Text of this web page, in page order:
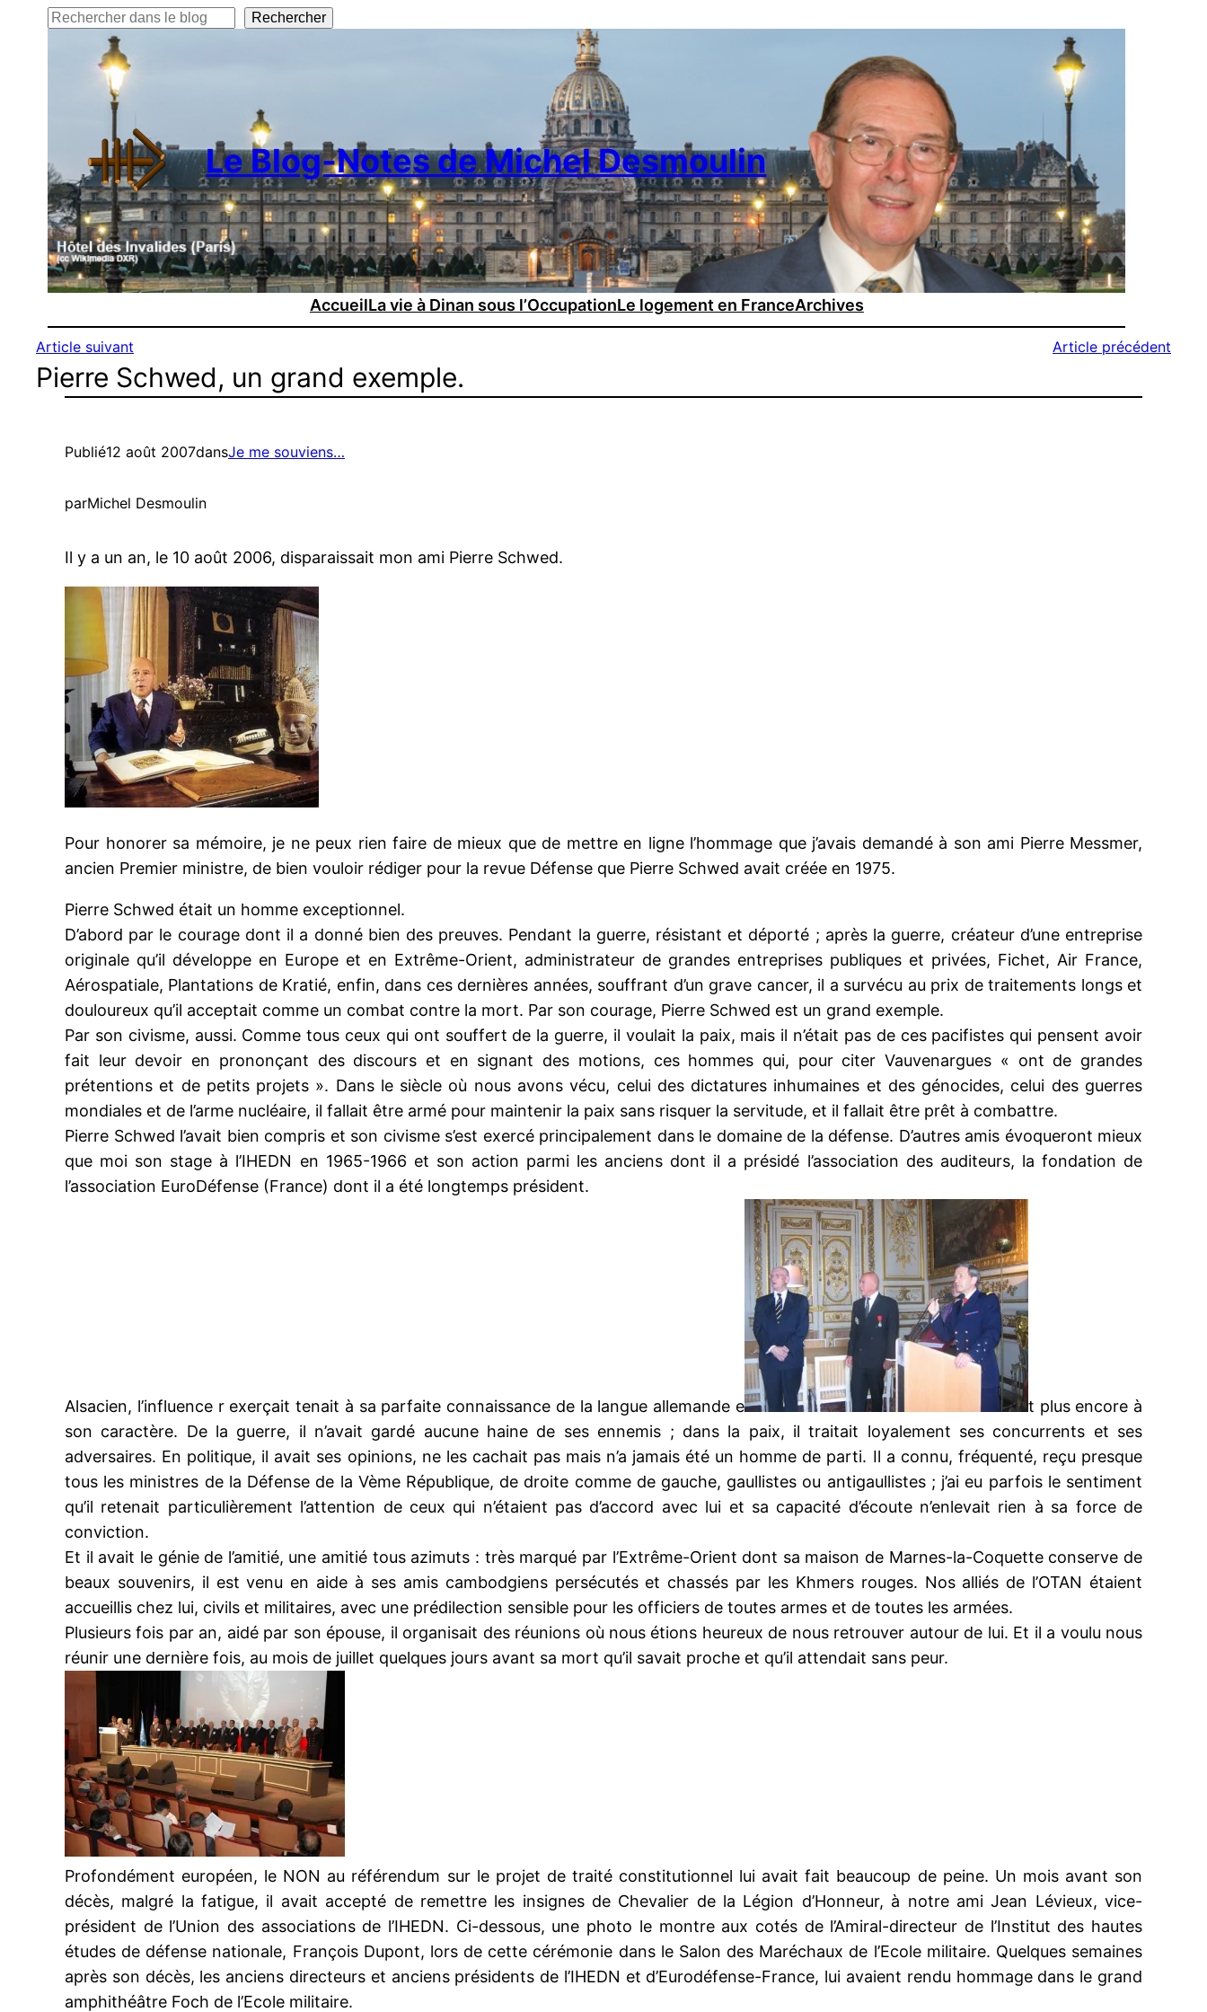
Rechercher Rechercher
Le Blog-Notes de Michel Desmoulin
AccueilLa vie à Dinan sous l’OccupationLe logement en FranceArchives
Article suivant Article précédent
Pierre Schwed, un grand exemple.
Publié12 août 2007dansJe me souviens…
parMichel Desmoulin
Il y a un an, le 10 août 2006, disparaissait mon ami Pierre Schwed.
Pour honorer sa mémoire, je ne peux rien faire de mieux que de mettre en ligne l’hommage que j’avais demandé à son ami Pierre Messmer,
ancien Premier ministre, de bien vouloir rédiger pour la revue Défense que Pierre Schwed avait créée en 1975.
Pierre Schwed était un homme exceptionnel.
D’abord par le courage dont il a donné bien des preuves. Pendant la guerre, résistant et déporté ; après la guerre, créateur d’une entreprise
originale qu’il développe en Europe et en Extrême-Orient, administrateur de grandes entreprises publiques et privées, Fichet, Air France,
Aérospatiale, Plantations de Kratié, enfin, dans ces dernières années, souffrant d’un grave cancer, il a survécu au prix de traitements longs et
douloureux qu’il acceptait comme un combat contre la mort. Par son courage, Pierre Schwed est un grand exemple.
Par son civisme, aussi. Comme tous ceux qui ont souffert de la guerre, il voulait la paix, mais il n’était pas de ces pacifistes qui pensent avoir
fait leur devoir en prononçant des discours et en signant des motions, ces hommes qui, pour citer Vauvenargues « ont de grandes
prétentions et de petits projets ». Dans le siècle où nous avons vécu, celui des dictatures inhumaines et des génocides, celui des guerres
mondiales et de l’arme nucléaire, il fallait être armé pour maintenir la paix sans risquer la servitude, et il fallait être prêt à combattre.
Pierre Schwed l’avait bien compris et son civisme s’est exercé principalement dans le domaine de la défense. D’autres amis évoqueront mieux
que moi son stage à l’IHEDN en 1965-1966 et son action parmi les anciens dont il a présidé l’association des auditeurs, la fondation de
l’association EuroDéfense (France) dont il a été longtemps président.
Alsacien, l’influence r exerçait tenait à sa parfaite connaissance de la langue allemande e
t plus encore à
son caractère. De la guerre, il n’avait gardé aucune haine de ses ennemis ; dans la paix, il traitait loyalement ses concurrents et ses
adversaires. En politique, il avait ses opinions, ne les cachait pas mais n’a jamais été un homme de parti. Il a connu, fréquenté, reçu presque
tous les ministres de la Défense de la Vème République, de droite comme de gauche, gaullistes ou antigaullistes ; j’ai eu parfois le sentiment
qu’il retenait particulièrement l’attention de ceux qui n’étaient pas d’accord avec lui et sa capacité d’écoute n’enlevait rien à sa force de
conviction.
Et il avait le génie de l’amitié, une amitié tous azimuts : très marqué par l’Extrême-Orient dont sa maison de Marnes-la-Coquette conserve de
beaux souvenirs, il est venu en aide à ses amis cambodgiens persécutés et chassés par les Khmers rouges. Nos alliés de l’OTAN étaient
accueillis chez lui, civils et militaires, avec une prédilection sensible pour les officiers de toutes armes et de toutes les armées.
Plusieurs fois par an, aidé par son épouse, il organisait des réunions où nous étions heureux de nous retrouver autour de lui. Et il a voulu nous
réunir une dernière fois, au mois de juillet quelques jours avant sa mort qu’il savait proche et qu’il attendait sans peur.
Profondément européen, le NON au référendum sur le projet de traité constitutionnel lui avait fait beaucoup de peine. Un mois avant son
décès, malgré la fatigue, il avait accepté de remettre les insignes de Chevalier de la Légion d’Honneur, à notre ami Jean Lévieux, vice-
président de l’Union des associations de l’IHEDN. Ci-dessous, une photo le montre aux cotés de l’Amiral-directeur de l’Institut des hautes
études de défense nationale, François Dupont, lors de cette cérémonie dans le Salon des Maréchaux de l’Ecole militaire. Quelques semaines
après son décès, les anciens directeurs et anciens présidents de l’IHEDN et d’Eurodéfense-France, lui avaient rendu hommage dans le grand
amphithéâtre Foch de l’Ecole militaire.